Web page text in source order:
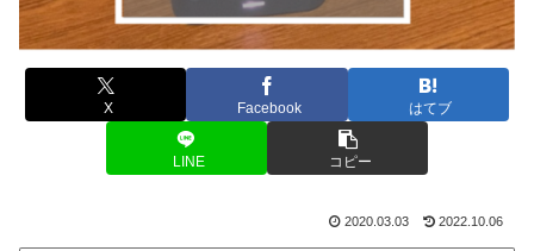
X Facebook はてブ
LINE コピー
2020.03.03 2022.10.06